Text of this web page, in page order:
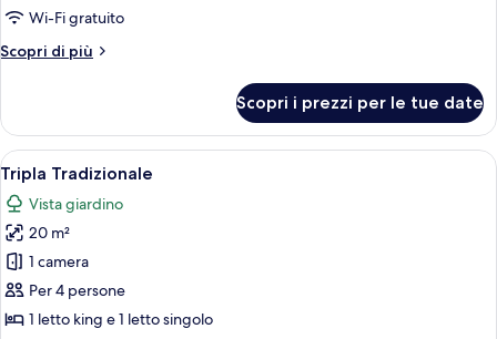
Wi-Fi gratuito
Scopri di più
Altri
Tradizionale
Scopri i prezzi per le tue date
Apri
tutte
le
foto
per
Tripla
Tradizionale
Minibar, culla da viaggio, Wi-Fi
14
Tripla Tradizionale
Vista giardino
20 m²
1 camera
Per 4 persone
1 letto king e 1 letto singolo